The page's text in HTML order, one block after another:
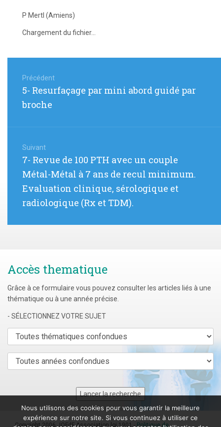
P Mertl (Amiens)
Chargement du fichier...
de
l’article
Précédent
Article
:
5- Resurfaçage par mini abord guidé par
broche
Suivant
Article
:
7- Revue de 100 PTH avec un couple
Métal-Métal à 7 ans de recul minimum.
Evaluation clinique, sérologique et
radiologique (Rx et TDM).
Accès thematique
Grâce à ce formulaire vous pouvez consulter les articles liés à une
thématique ou à une année précise.
- SÉLECTIONNEZ VOTRE SUJET
Nous utilisons des cookies pour vous garantir la meilleure
expérience sur notre site. Si vous continuez à utiliser ce
Copyright 2006 JOFdF Association loi 1901 -Politique de